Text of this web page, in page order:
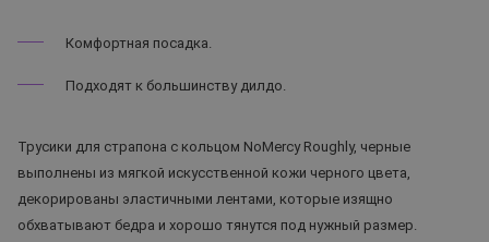
Комфортная посадка.
Подходят к большинству дилдо.
Трусики для страпона с кольцом NoMercy Roughly, черные
выполнены из мягкой искусственной кожи черного цвета,
декорированы эластичными лентами, которые изящно
обхватывают бедра и хорошо тянутся под нужный размер.